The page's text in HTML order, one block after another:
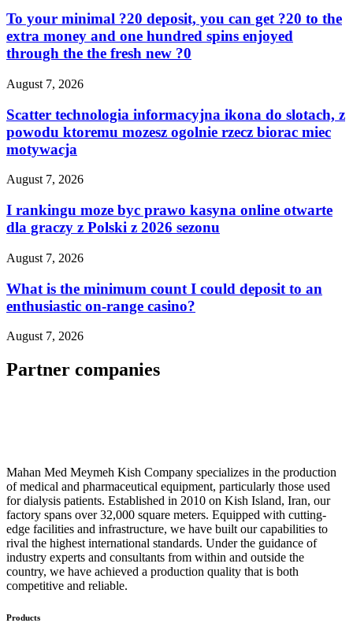
To your minimal ?20 deposit, you can get ?20 to the
extra money and one hundred spins enjoyed
through the the fresh new ?0
August 7, 2026
Scatter technologia informacyjna ikona do slotach, z
powodu ktoremu mozesz ogolnie rzecz biorac miec
motywacja
August 7, 2026
I rankingu moze byc prawo kasyna online otwarte
dla graczy z Polski z 2026 sezonu
August 7, 2026
What is the minimum count I could deposit to an
enthusiastic on-range casino?
August 7, 2026
Partner companies
Mahan Med Meymeh Kish Company specializes in the production
of medical and pharmaceutical equipment, particularly those used
for dialysis patients. Established in 2010 on Kish Island, Iran, our
factory spans over 32,000 square meters. Equipped with cutting-
edge facilities and infrastructure, we have built our capabilities to
rival the highest international standards. Under the guidance of
industry experts and consultants from within and outside the
country, we have achieved a production quality that is both
competitive and reliable.
Products